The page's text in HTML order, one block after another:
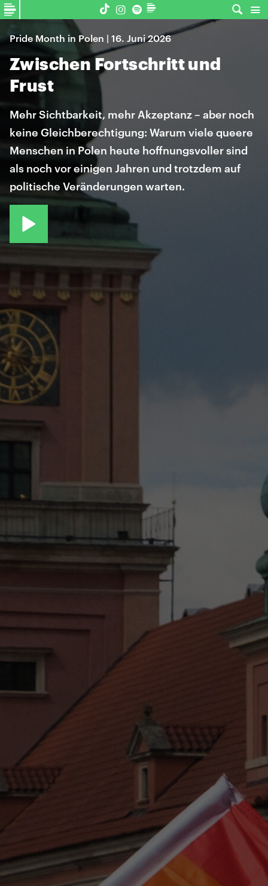
Pride Month in Polen | 16. Juni 2026
Zwischen Fortschritt und
Frust
Mehr Sichtbarkeit, mehr Akzeptanz – aber noch
keine Gleichberechtigung: Warum viele queere
Menschen in Polen heute hoffnungsvoller sind
als noch vor einigen Jahren und trotzdem auf
politische Veränderungen warten.